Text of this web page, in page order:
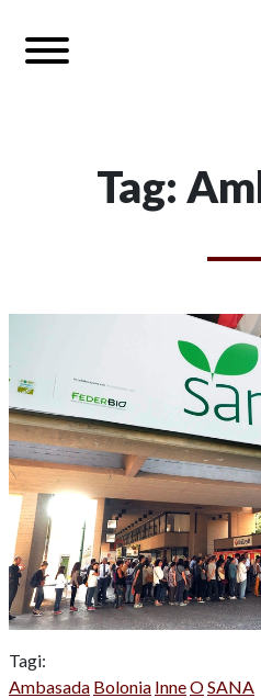
Tag:
Tagi:
Ambasada Bolonia InneOSANA